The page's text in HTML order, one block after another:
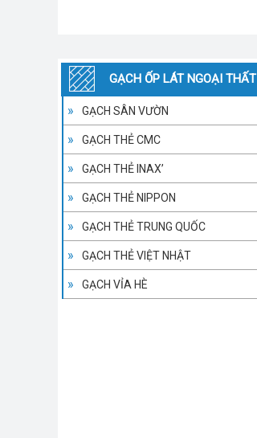
GẠCH ỐP LÁT NGOẠI THẤT
GẠCH SÂN VƯỜN
GẠCH THẺ CMC
GẠCH THẺ INAX’
GẠCH THẺ NIPPON
GẠCH THẺ TRUNG QUỐC
GẠCH THẺ VIỆT NHẬT
GẠCH VỈA HÈ